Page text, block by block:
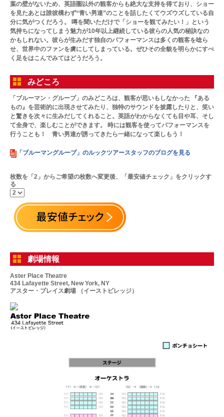
葉の壁がないため、英語圏以外の観客からも絶大な支持を得ており、ショー
を見たあとは誰彼構わず“青い男達”のことを話したくてウズウズしている自
分に気がつくだろう。 噂を聞いただけで「ショーを観てみたい！」という
気持ちになってしまう魅力が10年以上継続している彼らの人気の秘訣なの
かもしれない。彼らが生みだす独自のパフォーマンスは多くの観客を唸ら
せ、世界中のファンを虜にしてしまっている。ぜひその全貌を明らかにすべ
く足をはこんでみてはどうだろう。
みどころ
「ブルーマン・グループ」のみどころは、観客が思いもしなかった 『ある
もの』を芸術的に出現させてみたり、独特のサウンドを披露したりと、笑い
と驚きを次々に生みだしてくれること。英語がわからなくても目や耳、そし
て全身で、楽しむことができます。 時には観客を使ってパフォーマンスを
行うことも！ 青い男達が誘ってきたら一緒になって楽しもう！
「ブルーマングループ」のルックツアースタッフのブログを見る
枚数を「2」からご希望の枚数へ変更後、「最安値チェック」をクリックす
る
劇場情報
Aster Place Theatre
434 Lafayette Street, New York, NY
アスター・プレイス劇場 （イーストビレッジ）